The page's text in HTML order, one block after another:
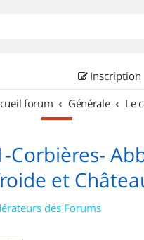
Inscription
forum Générale
Corbières-
et
des Forums